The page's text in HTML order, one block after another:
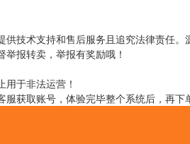
技术支持和售后服务且追究法律责任。
报转卖，举报有奖励哦！
于非法运营！
获取账号，体验完毕整个系统后，再下